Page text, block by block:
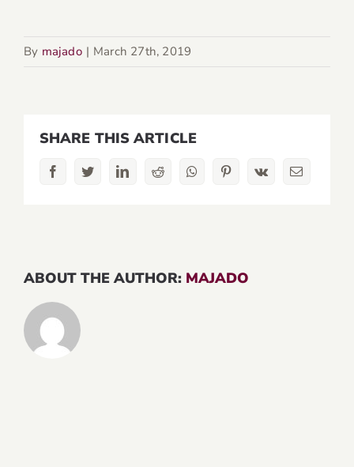
By majado | March 27th, 2019
SHARE THIS ARTICLE
FacebookTwitterLinkedInReddit WhatsappPinterestVk Email
ABOUT THE AUTHOR: MAJADO